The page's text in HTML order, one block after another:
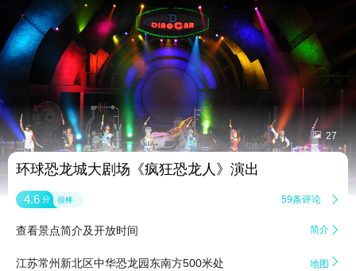
 27
环球恐龙城大剧场《疯狂恐龙人》演出
4.6 分 很棒 59条评论 
查看景点简介及开放时间 简介 
江苏常州新北区中华恐龙园东南方500米处 地图 
